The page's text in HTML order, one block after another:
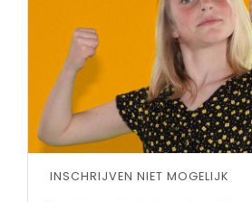
INSCHRIJVEN NIET MOGELIJK